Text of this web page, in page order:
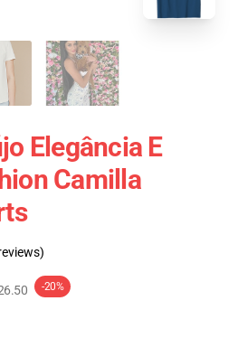
Elegância E
Camilla
-20%